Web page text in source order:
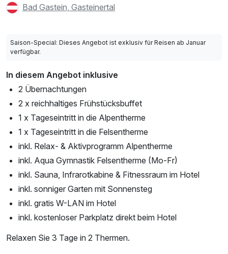
Bad Gastein, Gasteinertal
Saison-Special: Dieses Angebot ist exklusiv für Reisen ab Januar
verfügbar.
In diesem Angebot inklusive
2 Übernachtungen
2 x reichhaltiges Frühstücksbuffet
1 x Tageseintritt in die Alpentherme
1 x Tageseintritt in die Felsentherme
inkl. Relax- & Aktivprogramm Alpentherme
inkl. Aqua Gymnastik Felsentherme (Mo-Fr)
inkl. Sauna, Infrarotkabine & Fitnessraum im Hotel
inkl. sonniger Garten mit Sonnensteg
inkl. gratis W-LAN im Hotel
inkl. kostenloser Parkplatz direkt beim Hotel
Relaxen Sie 3 Tage in 2 Thermen.